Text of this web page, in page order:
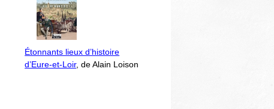
Étonnants lieux d’histoire
d’Eure-et-Loir, de Alain Loison